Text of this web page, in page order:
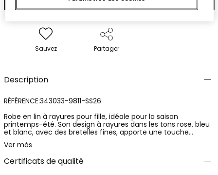
Sauvez Partager
Description
RÉFÉRENCE:343033-9811-SS26
Robe en lin à rayures pour fille, idéale pour la saison
printemps-été. Son design à rayures dans les tons rose, bleu
et blanc, avec des bretelles fines, apporte une touche
fraîche et joyeuse. Les petites poches avec des détails
jaunes et blancs ajoutent charme et fonctionnalité.
Disponible en tailles de 12 mois à 10 ans, elle est parfaite pour
différents âges. Le tissu doux assure un confort tout au long
Ver más
Certificats de qualité